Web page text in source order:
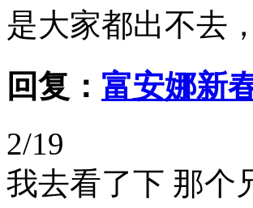
是大家都出不去
回复： 富安娜新
2/19
我去看了下 那